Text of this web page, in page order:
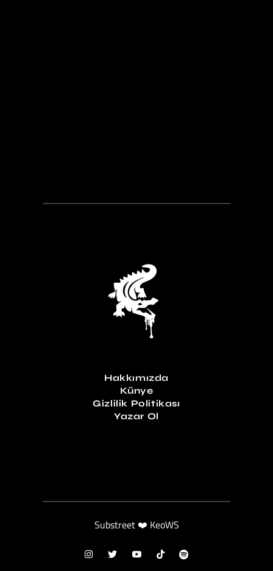
Hakkımızda
Künye
Gizlilik Politikası
Yazar Ol
Substreet ❤️ KeoWS